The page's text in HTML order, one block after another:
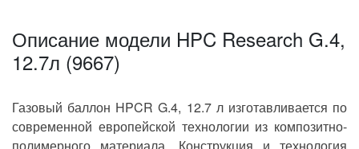
Габариты
310х396 мм
Комплектация
- Газовый баллон (12.7 л);
- упаковка
Описание модели HPC Research G.4,
12.7л (9667)
Газовый баллон HPCR G.4, 12.7 л изготавливается по
современной европейской технологии из композитно-